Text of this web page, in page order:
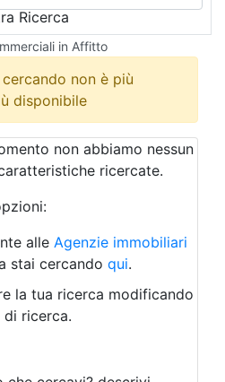
in Affitto
Ricerca
non è più
disponibile
non abbiamo nessun
ricercate.
alle Agenzie immobiliari
stai cercando qui.
la tua ricerca modificando
ricerca.